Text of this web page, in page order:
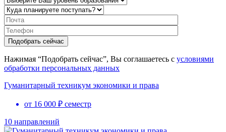
Нажимая “Подобрать сейчас”, Вы соглашаетесь с условиями
обработки персональных данных
Гуманитарный техникум экономики и права
от 16 000 ₽ семестр
10 направлений